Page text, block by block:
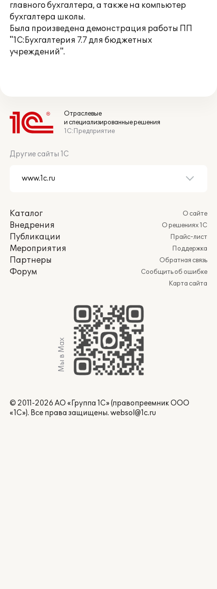
главного бухгалтера, а также на компьютер
бухгалтера школы.
Была произведена демонстрация работы ПП
"1С:Бухгалтерия 7.7 для бюджетных
учреждений".
Отраслевые
и специализированные решения
1С:Предприятие
Другие сайты 1С
Каталог
Внедрения
Публикации
Мероприятия
Партнеры
Форум
О сайте
О решениях 1С
Прайс-лист
Поддержка
Обратная связь
Сообщить об ошибке
Карта сайта
Мы в Max
© 2011-2026 АО «Группа 1С» (правопреемник ООО
«1С»). Все права защищены. websol@1c.ru